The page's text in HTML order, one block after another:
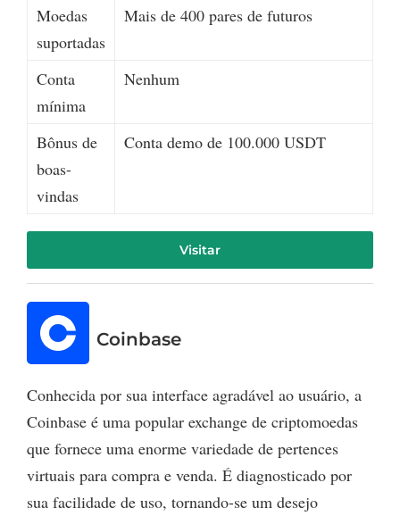
Moedas
suportadas
Mais de 400 pares de futuros
Conta
mínima
Nenhum
Bônus de
boas-
vindas
Conta demo de 100.000 USDT
Visitar
Coinbase
Conhecida por sua interface agradável ao usuário, a
Coinbase é uma popular exchange de criptomoedas
que fornece uma enorme variedade de pertences
virtuais para compra e venda. É diagnosticado por
sua facilidade de uso, tornando-se um desejo